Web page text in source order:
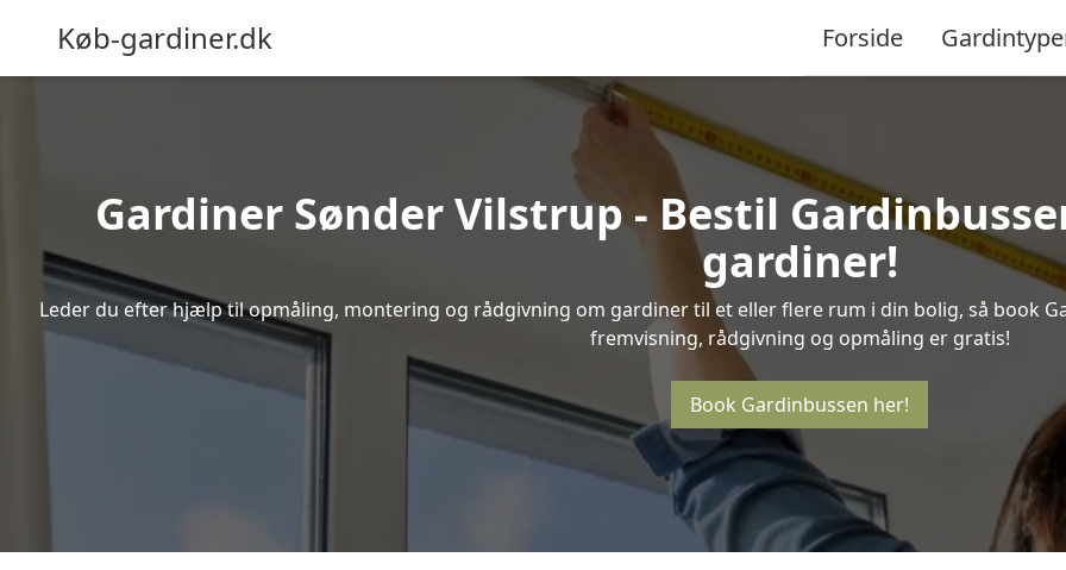
Køb-gardiner.dk Forside
Gardiner Sønder Vilstrup - Bestil
gardiner!
Leder du efter hjælp til opmåling, montering og rådgivning om gardiner til et eller flere rum i din bolig, så book
fremvisning, rådgivning og opmåling er gratis!
Book Gardinbussen her!